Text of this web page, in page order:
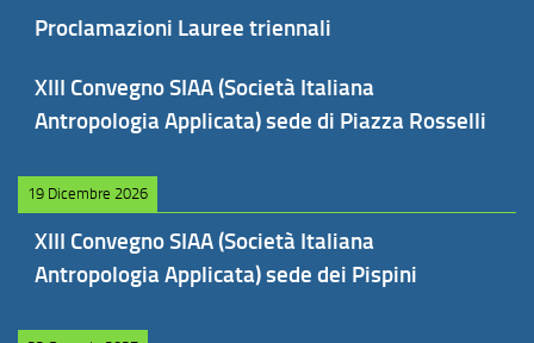
Proclamazioni Lauree triennali
XIII Convegno SIAA (Società Italiana
Antropologia Applicata) sede di Piazza Rosselli
19 Dicembre 2026
XIII Convegno SIAA (Società Italiana
Antropologia Applicata) sede dei Pispini